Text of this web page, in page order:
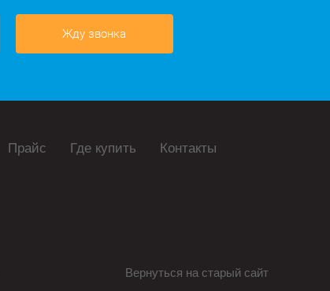
Жду звонка
Прайс Где купить Контакты
Вернуться на старый сайт